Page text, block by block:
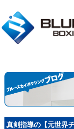
真剣指導の【元世界